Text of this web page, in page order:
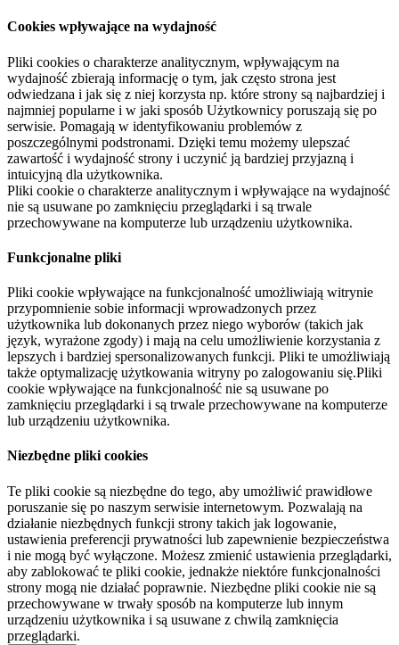
Cookies wpływające na wydajność
Pliki cookies o charakterze analitycznym, wpływającym na
wydajność zbierają informację o tym, jak często strona jest
odwiedzana i jak się z niej korzysta np. które strony są najbardziej i
najmniej popularne i w jaki sposób Użytkownicy poruszają się po
serwisie. Pomagają w identyfikowaniu problemów z
poszczególnymi podstronami. Dzięki temu możemy ulepszać
zawartość i wydajność strony i uczynić ją bardziej przyjazną i
intuicyjną dla użytkownika.
Pliki cookie o charakterze analitycznym i wpływające na wydajność
nie są usuwane po zamknięciu przeglądarki i są trwale
przechowywane na komputerze lub urządzeniu użytkownika.
Funkcjonalne pliki
Pliki cookie wpływające na funkcjonalność umożliwiają witrynie
przypomnienie sobie informacji wprowadzonych przez
użytkownika lub dokonanych przez niego wyborów (takich jak
język, wyrażone zgody) i mają na celu umożliwienie korzystania z
lepszych i bardziej spersonalizowanych funkcji. Pliki te umożliwiają
także optymalizację użytkowania witryny po zalogowaniu się.Pliki
cookie wpływające na funkcjonalność nie są usuwane po
zamknięciu przeglądarki i są trwale przechowywane na komputerze
lub urządzeniu użytkownika.
Niezbędne pliki cookies
Te pliki cookie są niezbędne do tego, aby umożliwić prawidłowe
poruszanie się po naszym serwisie internetowym. Pozwalają na
działanie niezbędnych funkcji strony takich jak logowanie,
ustawienia preferencji prywatności lub zapewnienie bezpieczeństwa
i nie mogą być wyłączone. Możesz zmienić ustawienia przeglądarki,
aby zablokować te pliki cookie, jednakże niektóre funkcjonalności
strony mogą nie działać poprawnie. Niezbędne pliki cookie nie są
przechowywane w trwały sposób na komputerze lub innym
urządzeniu użytkownika i są usuwane z chwilą zamknięcia
przeglądarki.